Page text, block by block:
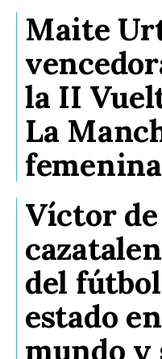
Maite
la II
La
femenina
Víctor
del
estado
mundo y